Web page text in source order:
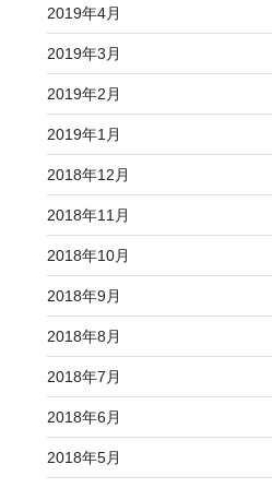
2019年4月
2019年3月
2019年2月
2019年1月
2018年12月
2018年11月
2018年10月
2018年9月
2018年8月
2018年7月
2018年6月
2018年5月